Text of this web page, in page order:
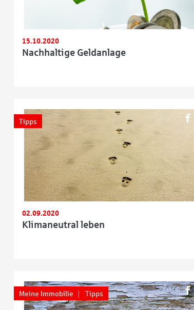
15.10.2020
Nachhaltige Geldanlage
Tipps
02.09.2020
Klimaneutral leben
Meine Immobilie Tipps